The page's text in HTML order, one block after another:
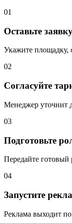
01
Оставьте
Укажите площадку,
02
Согласуйте
Менеджер уточнит
03
Подготовьте
Передайте готовый
04
Запустите
Реклама выходит